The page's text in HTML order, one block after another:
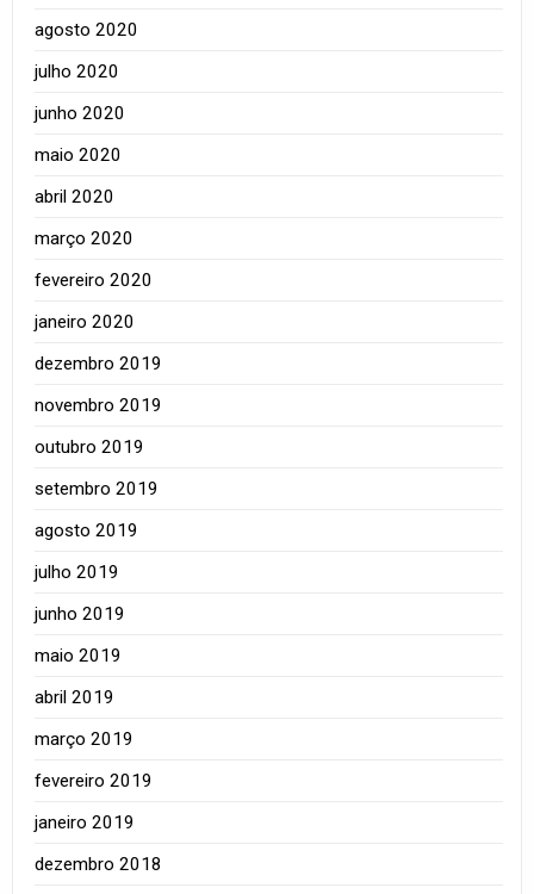
agosto 2020
julho 2020
junho 2020
maio 2020
abril 2020
março 2020
fevereiro 2020
janeiro 2020
dezembro 2019
novembro 2019
outubro 2019
setembro 2019
agosto 2019
julho 2019
junho 2019
maio 2019
abril 2019
março 2019
fevereiro 2019
janeiro 2019
dezembro 2018